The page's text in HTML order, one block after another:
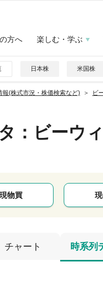
方へ 楽しむ・学ぶ
日本株 米国株
報(株式市況・株価検索など) ビ
：ビーウ
現物買
チャート 時系列